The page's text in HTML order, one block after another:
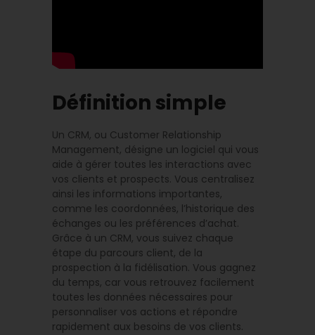
Définition simple
Un CRM, ou Customer Relationship
Management, désigne un logiciel qui vous
aide à gérer toutes les interactions avec
vos clients et prospects. Vous centralisez
ainsi les informations importantes,
comme les coordonnées, l’historique des
échanges ou les préférences d’achat.
Grâce à un CRM, vous suivez chaque
étape du parcours client, de la
prospection à la fidélisation. Vous gagnez
du temps, car vous retrouvez facilement
toutes les données nécessaires pour
personnaliser vos actions et répondre
rapidement aux besoins de vos clients.